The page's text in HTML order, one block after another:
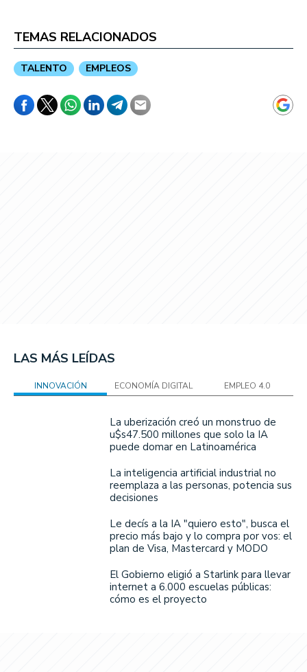
TEMAS RELACIONADOS
TALENTO EMPLEOS
LAS MÁS LEÍDAS
INNOVACIÓN ECONOMÍA DIGITAL EMPLEO 4.0
La uberización creó un monstruo de
u$s47.500 millones que solo la IA
puede domar en Latinoamérica
La inteligencia artificial industrial no
reemplaza a las personas, potencia sus
decisiones
Le decís a la IA "quiero esto", busca el
precio más bajo y lo compra por vos: el
plan de Visa, Mastercard y MODO
El Gobierno eligió a Starlink para llevar
internet a 6.000 escuelas públicas:
cómo es el proyecto